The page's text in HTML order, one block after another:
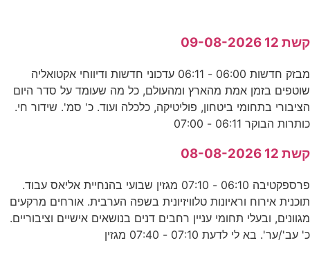
קשת 12 09-08-2026
מבזק חדשות 06:00 - 06:11 עדכוני חדשות ודיווחי אקטואליה
שוטפים בזמן אמת מהארץ ומהעולם, כל מה שעומד על סדר היום
הציבורי בתחומי ביטחון, פוליטיקה, כלכלה ועוד. כ' סמ'. שידור חי.
כותרות הבוקר 06:11 - 07:00
קשת 12 08-08-2026
פרספקטיבה 06:10 - 07:10 מגזין שבועי בהנחיית אליאס עבוד.
תוכנית אירוח וראיונות טלוויזיונית בשפה הערבית. אורחים מרקעים
מגוונים, ובעלי תחומי עניין רחבים דנים בנושאים אישיים וציבוריים.
כ' עב'/ער'. בא לי לדעת 07:10 - 07:40 מגזין